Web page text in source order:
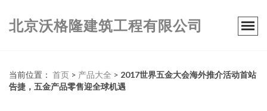
北京沃格隆建筑工程有限公司
当前位置： 首页 > 产品大全 > 2017世界五金大会海外推介活动首站
告捷，五金产品零售迎全球机遇